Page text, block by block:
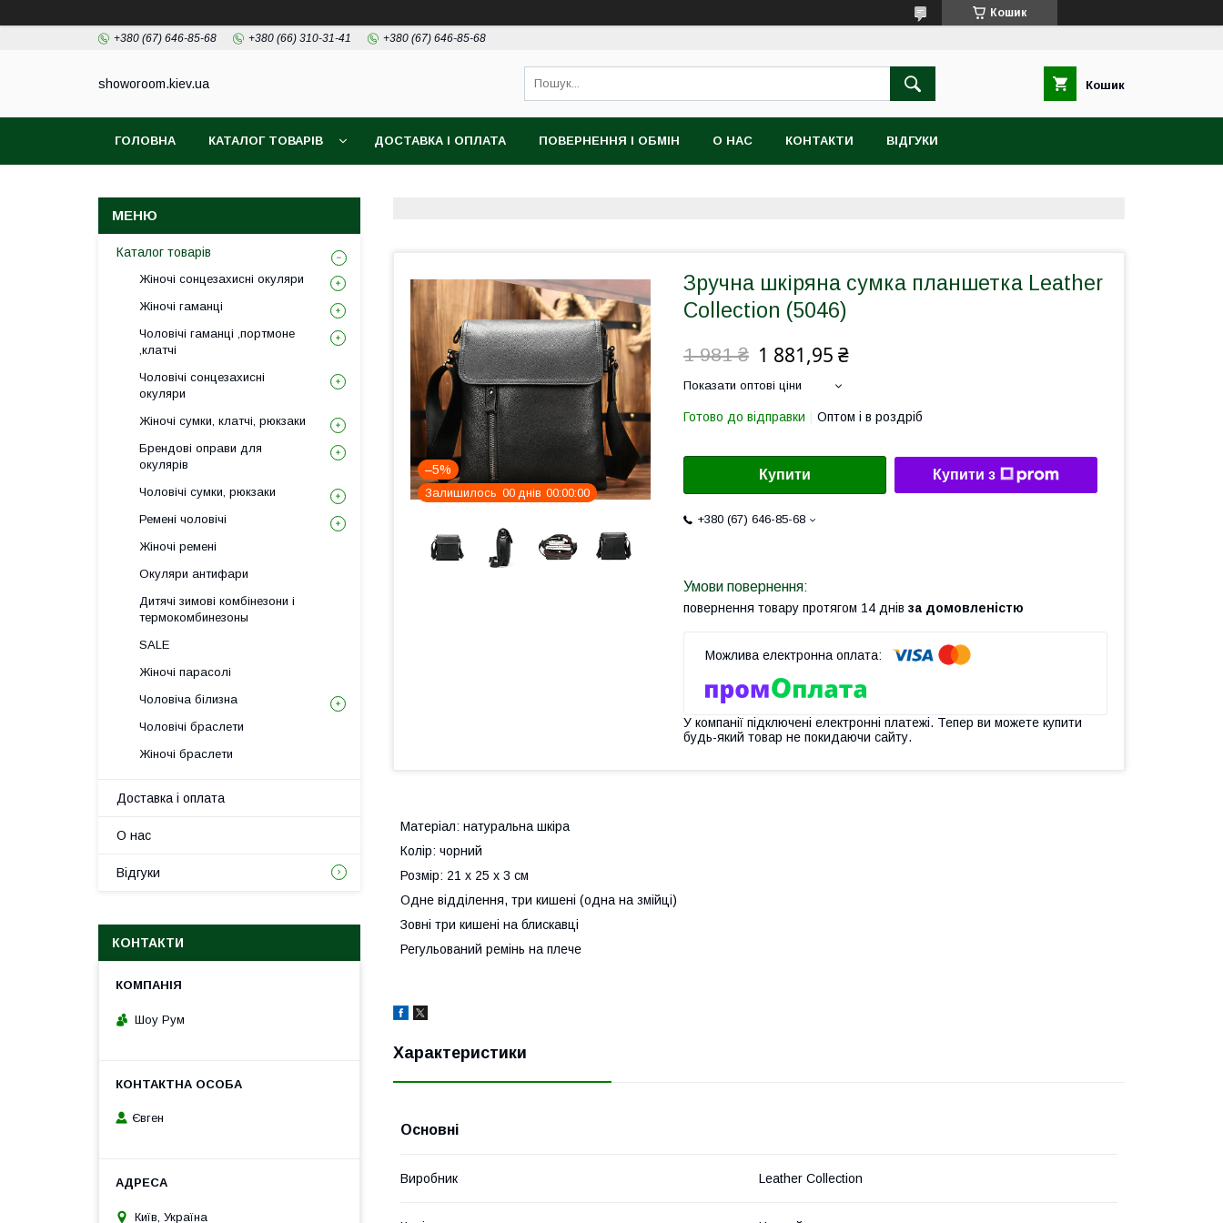
Кошик
+380 (67) 646-85-68 +380 (66) 310-31-41 +380 (67) 646-85-68
showoroom.kiev.ua Кошик
ГОЛОВНА КАТАЛОГ ТОВАРІВ ДОСТАВКА І ОПЛАТА ПОВЕРНЕННЯ І ОБМІН О НАС КОНТАКТИ ВІДГУКИ
–5%
Залишилось 00 днів 00 00 00
Зручна шкіряна сумка планшетка Leather
Collection (5046)
1 981 ₴ 1 881,95 ₴
Показати оптові ціни
Готово до відправки Оптом і в роздріб
Купити Купити з
+380 (67) 646-85-68
повернення товару протягом 14 днів за домовленістю
У компанії підключені електронні платежі. Тепер ви можете купити
будь-який товар не покидаючи сайту.
Матеріал: натуральна шкіра
Колір: чорний
Розмір: 21 x 25 x 3 см
Одне відділення, три кишені (одна на змійці)
Зовні три кишені на блискавці
Регульований ремінь на плече
Характеристики
Основні
Виробник Leather Collection
Каталог товарів
Жіночі сонцезахисні окуляри
Жіночі гаманці
Чоловічі гаманці ,портмоне
,клатчі
Чоловічі сонцезахисні
окуляри
Жіночі сумки, клатчі, рюкзаки
Брендові оправи для
окулярів
Чоловічі сумки, рюкзаки
Ремені чоловічі
Жіночі ремені
Окуляри антифари
Дитячі зимові комбінезони і
термокомбинезоны
SALE
Жіночі парасолі
Чоловіча білизна
Чоловічі браслети
Жіночі браслети
Доставка і оплата
О нас
Відгуки
КОНТАКТИ
Шоу Рум
Євген
Київ, Україна